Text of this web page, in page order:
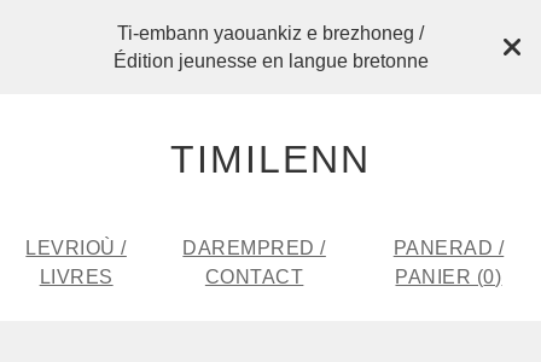
Ti-embann yaouankiz e brezhoneg /
Édition jeunesse en langue bretonne
TIMILENN
LEVRIOÙ /
LIVRES
DAREMPRED /
CONTACT
PANERAD /
PANIER (0)